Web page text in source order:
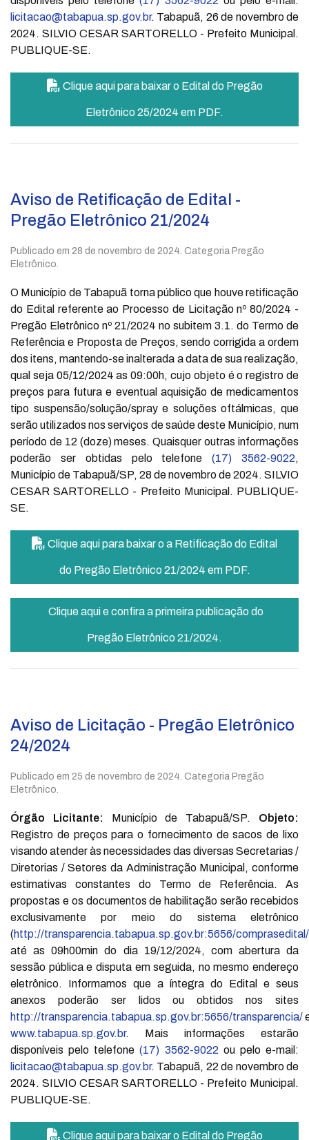
licitacao@tabapua.sp.gov.br. Tabapuã, 26 de novembro de
2024. SILVIO CESAR SARTORELLO - Prefeito Municipal.
PUBLIQUE-SE.
Clique aqui para baixar o Edital do Pregão
Eletrônico 25/2024 em PDF.
Aviso de Retificação de Edital -
Pregão Eletrônico 21/2024
Publicado em 28 de novembro de 2024 . Categoria Pregão
Eletrônico.
O Município de Tabapuã torna público que houve retificação
do Edital referente ao Processo de Licitação nº 80/2024 -
Pregão Eletrônico nº 21/2024 no subitem 3.1. do Termo de
Referência e Proposta de Preços, sendo corrigida a ordem
dos itens, mantendo-se inalterada a data de sua realização,
qual seja 05/12/2024 as 09:00h, cujo objeto é o registro de
preços para futura e eventual aquisição de medicamentos
tipo suspensão/solução/spray e soluções oftálmicas, que
serão utilizados nos serviços de saúde deste Município, num
período de 12 (doze) meses. Quaisquer outras informações
poderão ser obtidas pelo telefone(17) 3562-9022,
Município de Tabapuã/SP, 28 de novembro de 2024. SILVIO
CESAR SARTORELLO - Prefeito Municipal. PUBLIQUE-
SE.
Clique aqui para baixar o a Retificação do Edital
do Pregão Eletrônico 21/2024 em PDF.
Clique aqui e confira a primeira publicação do
Pregão Eletrônico 21/2024.
Aviso de Licitação - Pregão Eletrônico
24/2024
Publicado em 25 de novembro de 2024 . Categoria Pregão
Eletrônico.
Órgão Licitante: Município de Tabapuã/SP. Objeto:
Registro de preços para o fornecimento de sacos de lixo
visando atender às necessidades das diversas Secretarias /
Diretorias / Setores da Administração Municipal, conforme
estimativas constantes do Termo de Referência. As
propostas e os documentos de habilitação serão recebidos
exclusivamente por meio do sistema eletrônico
(http://transparencia.tabapua.sp.gov.br:5656/comprasedital/
até as 09h00min do dia 19/12/2024, com abertura da
sessão pública e disputa em seguida, no mesmo endereço
eletrônico. Informamos que a íntegra do Edital e seus
anexos poderão ser lidos ou obtidos nos sites
http://transparencia.tabapua.sp.gov.br:5656/transparencia/
www.tabapua.sp.gov.br. Mais informações estarão
disponíveis pelo telefone(17) 3562-9022 ou pelo e-mail:
licitacao@tabapua.sp.gov.br. Tabapuã, 22 de novembro de
2024. SILVIO CESAR SARTORELLO - Prefeito Municipal.
PUBLIQUE-SE.
Clique aqui para baixar o Edital do Pregão